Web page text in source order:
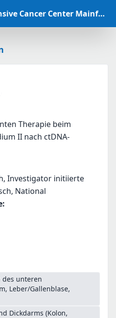
Comprehensive Cancer Center Mainfranken Studiendatenbank
Therapie beim
II nach ctDNA-
Investigator initiierte
National
:
des unteren
Leber/Gallenblase,
Dickdarms (Kolon,